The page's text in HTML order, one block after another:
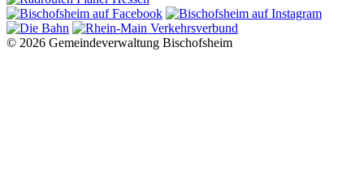
© 2026 Gemeindeverwaltung Bischofsheim